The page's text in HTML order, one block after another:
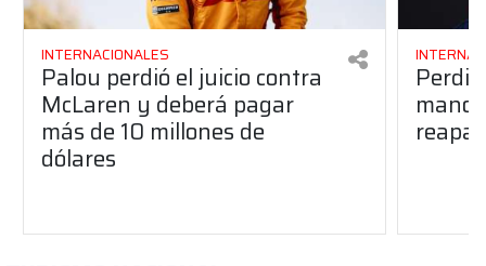
INTERNACIONALES
Palou perdió el juicio contra
McLaren y deberá pagar
más de 10 millones de
dólares